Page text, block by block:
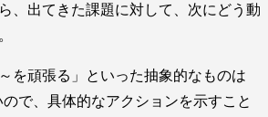
、出てきた課題に対して、次にどう動
を頑張る」といった抽象的なものは
ので、具体的なアクションを示すこと